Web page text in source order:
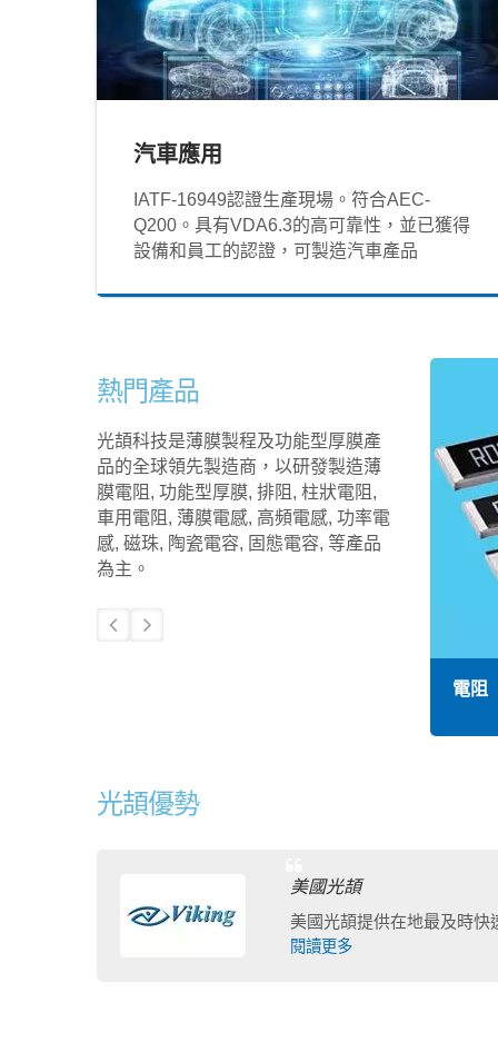
汽車應用
IATF‐16949認證生產現場。符合AEC-
Q200。具有VDA6.3的高可靠性，並已獲得
設備和員工的認證，可製造汽車產品
熱門產品
光頡科技是薄膜製程及功能型厚膜產
品的全球領先製造商，以研發製造薄
膜電阻, 功能型厚膜, 排阻, 柱狀電阻,
車用電阻, 薄膜電感, 高頻電感, 功率電
感, 磁珠, 陶瓷電容, 固態電容, 等產品
為主。
電阻
光頡優勢
美國光頡
美國光頡提供在地最及時快
閱讀更多